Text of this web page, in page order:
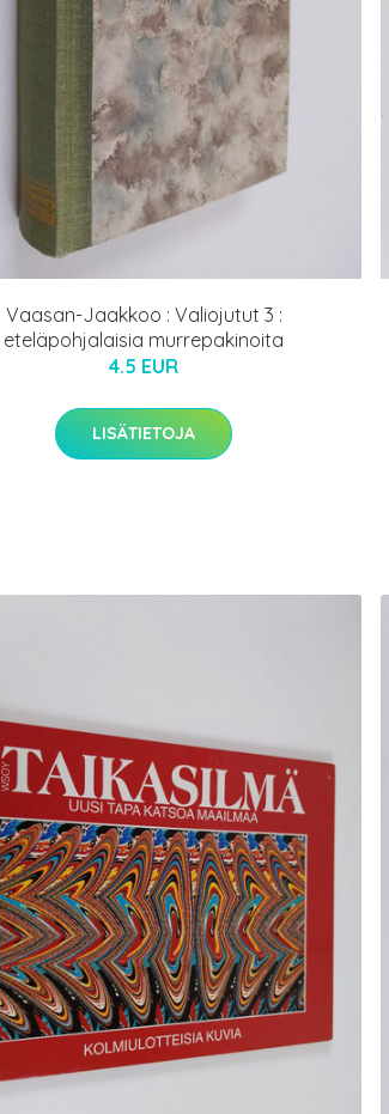
Vaasan-Jaakkoo : Valiojutut 3 :
eteläpohjalaisia murrepakinoita
4.5 EUR
LISÄTIETOJA